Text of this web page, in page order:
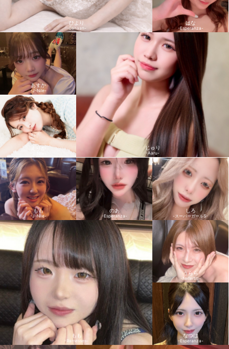
ひより
-Canaan-
はな
-Esperanza-
あすか
-J-Nile-
じゅり
-Aaru-
えりか
もも
-J-Nile-
のあ
-Esperanza-
しろ
-スーパーガールS-
もも
-Ramesses-
うらら
-Nefertiti-
なつは
-Esperanza-